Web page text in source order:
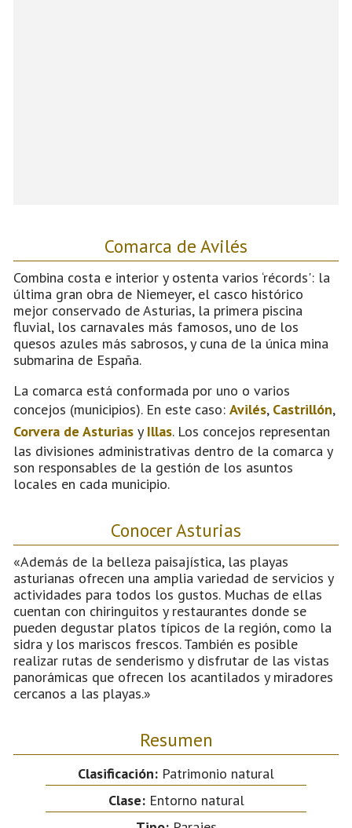
Comarca de Avilés
Combina costa e interior y ostenta varios ‘récords': la
última gran obra de Niemeyer, el casco histórico
mejor conservado de Asturias, la primera piscina
fluvial, los carnavales más famosos, uno de los
quesos azules más sabrosos, y cuna de la única mina
submarina de España.
La comarca está conformada por uno o varios
concejos (municipios). En este caso: Avilés, Castrillón,
Corvera de Asturias y Illas. Los concejos representan
las divisiones administrativas dentro de la comarca y
son responsables de la gestión de los asuntos
locales en cada municipio.
Conocer Asturias
«Además de la belleza paisajística, las playas
asturianas ofrecen una amplia variedad de servicios y
actividades para todos los gustos. Muchas de ellas
cuentan con chiringuitos y restaurantes donde se
pueden degustar platos típicos de la región, como la
sidra y los mariscos frescos. También es posible
realizar rutas de senderismo y disfrutar de las vistas
panorámicas que ofrecen los acantilados y miradores
cercanos a las playas.»
Resumen
Clasificación: Patrimonio natural
Clase:Entorno natural